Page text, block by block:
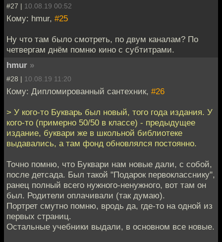
#27 | 10.08.19 00:52
Кому: hmur, #25
Ну что там было смотреть, по двум каналам? По
четвергам днём помню кино с субтитрами.
hmur »
#28 | 10.08.19 11:20
Кому: Дипломированный сантехник, #26
> У кого-то Букварь был новый, того года издания. У
кого-то (примерно 50/50 в классе) - предыдущее
издание, буквари же в школьной библиотеке
выдавались, а там фонд обновлялся постоянно.
Точно помню, что Буквари нам новые дали, с собой,
после детсада. Был такой "Подарок первокласснику",
ранец полный всего нужного-ненужного, вот там он
был. Родители оплачивали (так думаю).
Портрет смутно помню, вродь да, где-то на одной из
первых страниц.
Остальные учебники выдали, в основном все новые.